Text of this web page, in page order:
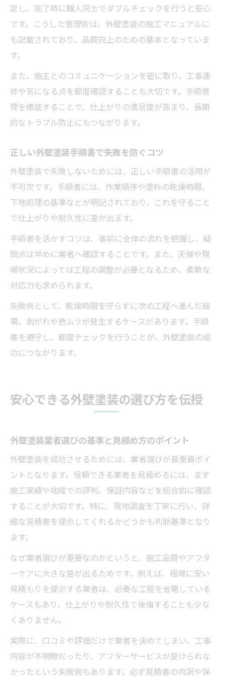
定し、完了時に職人同士でダブルチェックを行うと安心
です。こうした管理術は、外壁塗装の施工マニュアルに
も記載されており、品質向上のための基本となっていま
す。
また、施主とのコミュニケーションを密に取り、工事進
捗や気になる点を都度確認することも大切です。手順管
理を徹底することで、仕上がりの満足度が高まり、長期
的なトラブル防止にもつながります。
正しい外壁塗装手順書で失敗を防ぐコツ
外壁塗装で失敗しないためには、正しい手順書の活用が
不可欠です。手順書には、作業順序や塗料の乾燥時間、
下地処理の基準などが明記されており、これを守ること
で仕上がりや耐久性に差が出ます。
手順書を活かすコツは、事前に全体の流れを把握し、疑
問点は早めに業者へ確認することです。また、天候や現
場状況によっては工程の調整が必要となるため、柔軟な
対応力も求められます。
失敗例として、乾燥時間を守らずに次の工程へ進んだ結
果、剥がれや色ムラが発生するケースがあります。手順
書を遵守し、都度チェックを行うことが、外壁塗装の成
功につながります。
安心できる外壁塗装の選び方を伝授
外壁塗装業者選びの基準と見極め方のポイント
外壁塗装を成功させるためには、業者選びが最重要ポイ
ントとなります。信頼できる業者を見極めるには、まず
施工実績や地域での評判、保証内容などを総合的に確認
することが大切です。特に、現地調査を丁寧に行い、詳
細な見積書を提示してくれるかどうかも判断基準となり
ます。
なぜ業者選びが重要なのかというと、施工品質やアフタ
ーケアに大きな差が出るためです。例えば、極端に安い
見積もりを提示する業者は、必要な工程を省略している
ケースもあり、仕上がりや耐久性で後悔することも少な
くありません。
実際に、口コミや評価だけで業者を決めてしまい、工事
内容が不明瞭だったり、アフターサービスが受けられな
かったという失敗例もあります。必ず見積書の内訳や保